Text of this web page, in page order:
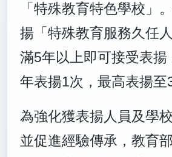
「特殊教育特色學校」
揚「特殊教育服務久任
滿5年以上即可接受表揚
年表揚1次，最高表揚至
為強化獲表揚人員及學
並促進經驗傳承，教育